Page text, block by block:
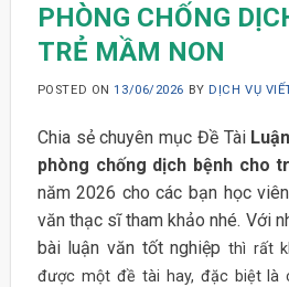
PHÒNG CHỐNG
TRẺ MẦM NON
POSTED ON13/06/2026 BY DỊCH VỤ
Chia sẻ chuyên mục Đề Tài
phòng chống dịch bệnh cho
năm 2026 cho các bạn học
văn thạc sĩ tham khảo nhé. Với
bài luận văn tốt nghiệp thì rất
được một đề tài hay, đặc biệt là